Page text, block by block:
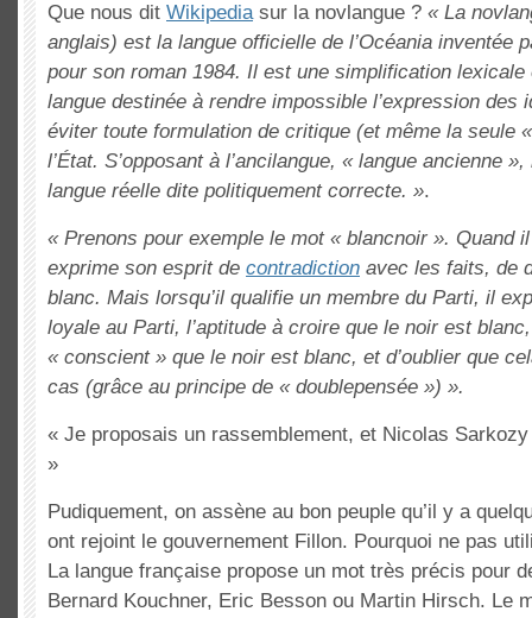
Que nous dit Wikipediasur la novlangue ? « La
anglais) est la langue officielle de l’Océania inventée
pour son roman 1984. Il est une simplification
langue destinée à rendre impossible l’expression des
éviter toute formulation de critique (et même la seule
l’État. S’opposant à l’ancilangue, « langue ancienne
langue réelle dite politiquement correcte. ».
« Prenons pour exemple le mot « blancnoir ». Quand
exprime son esprit de contradiction avec les faits, de
blanc. Mais lorsqu’il qualifie un membre du Parti, il
loyale au Parti, l’aptitude à croire que le noir est
« conscient » que le noir est blanc, et d’oublier que
cas (grâce au principe de « doublepensée ») ».
« Je proposais un rassemblement, et Nicolas
»
Pudiquement, on assène au bon peuple qu’il y a
ont rejoint le gouvernement Fillon. Pourquoi ne pas
La langue française propose un mot très précis pour
Bernard Kouchner, Eric Besson ou Martin Hirsch. Le